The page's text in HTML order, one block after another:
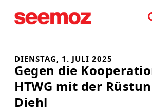
Inhalt
DIENSTAG, 1. JULI 2025
Gegen die
HTWG mit der
Diehl